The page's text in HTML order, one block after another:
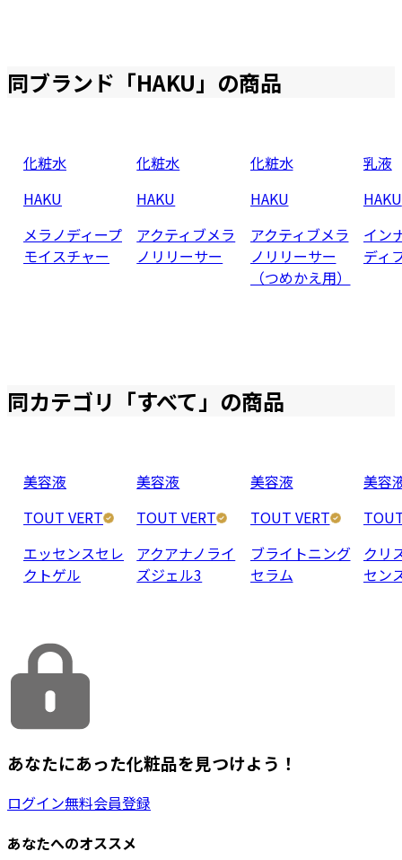
同ブランド「HAKU 」の商品
化粧水
HAKU
メラノディープ
モイスチャー
化粧水
HAKU
アクティブメラ
ノリリーサー
化粧水
HAKU
アクティブメラ
ノリリーサー
（つめかえ用）
乳液
HAKU
イン
ディ
同カテゴリ「すべて 」の商品
美容液
TOUT VERT
エッセンスセレ
クトゲル
美容液
TOUT VERT
アクアナノライ
ズジェル3
美容液
TOUT VERT
ブライトニング
セラム
美容
クリ
セン
あなたにあった化粧品を見つけよう！
ログイン無料会員登録
あなたへのオススメ